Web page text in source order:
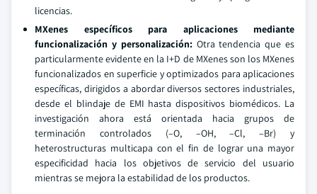
licencias.
MXenes específicos para aplicaciones mediante
funcionalización y personalización:Otra tendencia que es
particularmente evidente en la I+D de MXenes son los MXenes
funcionalizados en superficie y optimizados para aplicaciones
específicas, dirigidos a abordar diversos sectores industriales,
desde el blindaje de EMI hasta dispositivos biomédicos. La
investigación ahora está orientada hacia grupos de
terminación controlados (–O, –OH, –Cl, –Br) y
heterostructuras multicapa con el fin de lograr una mayor
especificidad hacia los objetivos de servicio del usuario
mientras se mejora la estabilidad de los productos.